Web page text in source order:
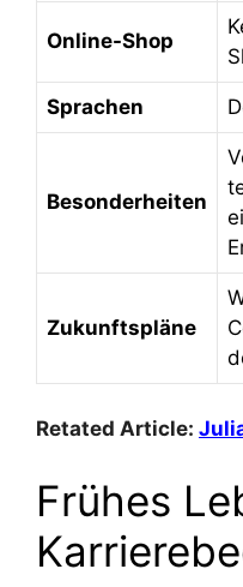
Online-Shop
Sprachen
Besonderheiten
Zukunftspläne
Retated Article:
Frühes